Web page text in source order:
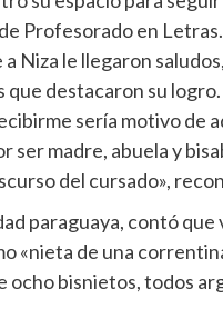
Profesorado en
Niza le llegaron
que destacaron su
sería motivo de
ser madre, abuela y
del cursado»,
paraguaya, contó que
«nieta de una
ocho bisnietos, todos